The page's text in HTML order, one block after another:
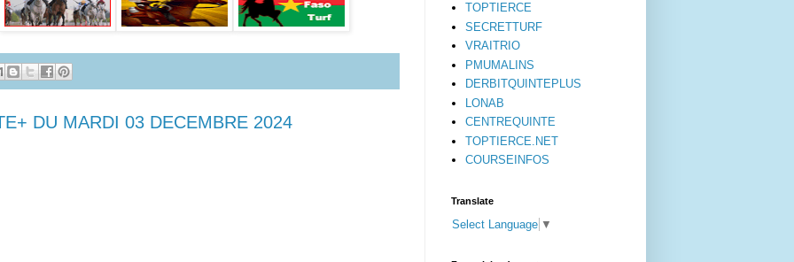
DU MARDI 03 DECEMBRE 2024
TOPTIERCE
SECRETTURF
VRAITRIO
PMUMALINS
DERBITQUINTEPLUS
LONAB
CENTREQUINTE
TOPTIERCE.NET
COURSEINFOS
Translate
Select Language ▼